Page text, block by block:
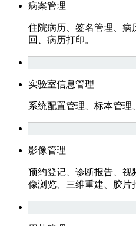
病案管理
住院病历、签名管理、病
回、病历打印。
实验室信息管理
系统配置管理、标本管理
影像管理
预约登记、诊断报告、视
像浏览、三维重建、胶片